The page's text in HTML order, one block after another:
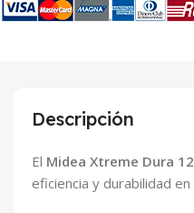
Descripción
El Midea Xtreme Dura 12
eficiencia y durabilidad